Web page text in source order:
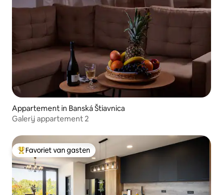
Appartement in Banská Štiavnica
Galerij appartement 2
Topfavoriet van gasten
Favoriet van gasten